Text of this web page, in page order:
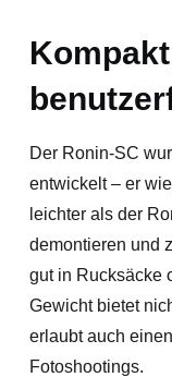
Der Ronin-SC
entwickelt – er
leichter als der
demontieren und
gut in Rucksäcke
Gewicht bietet
erlaubt auch
Fotoshootings.